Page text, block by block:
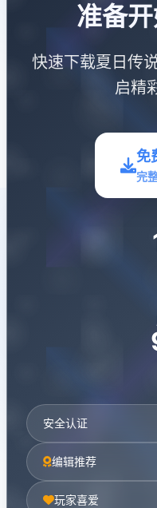
准备
快速下载夏日传
启精
免
完
安全认证
编辑推荐
玩家喜爱